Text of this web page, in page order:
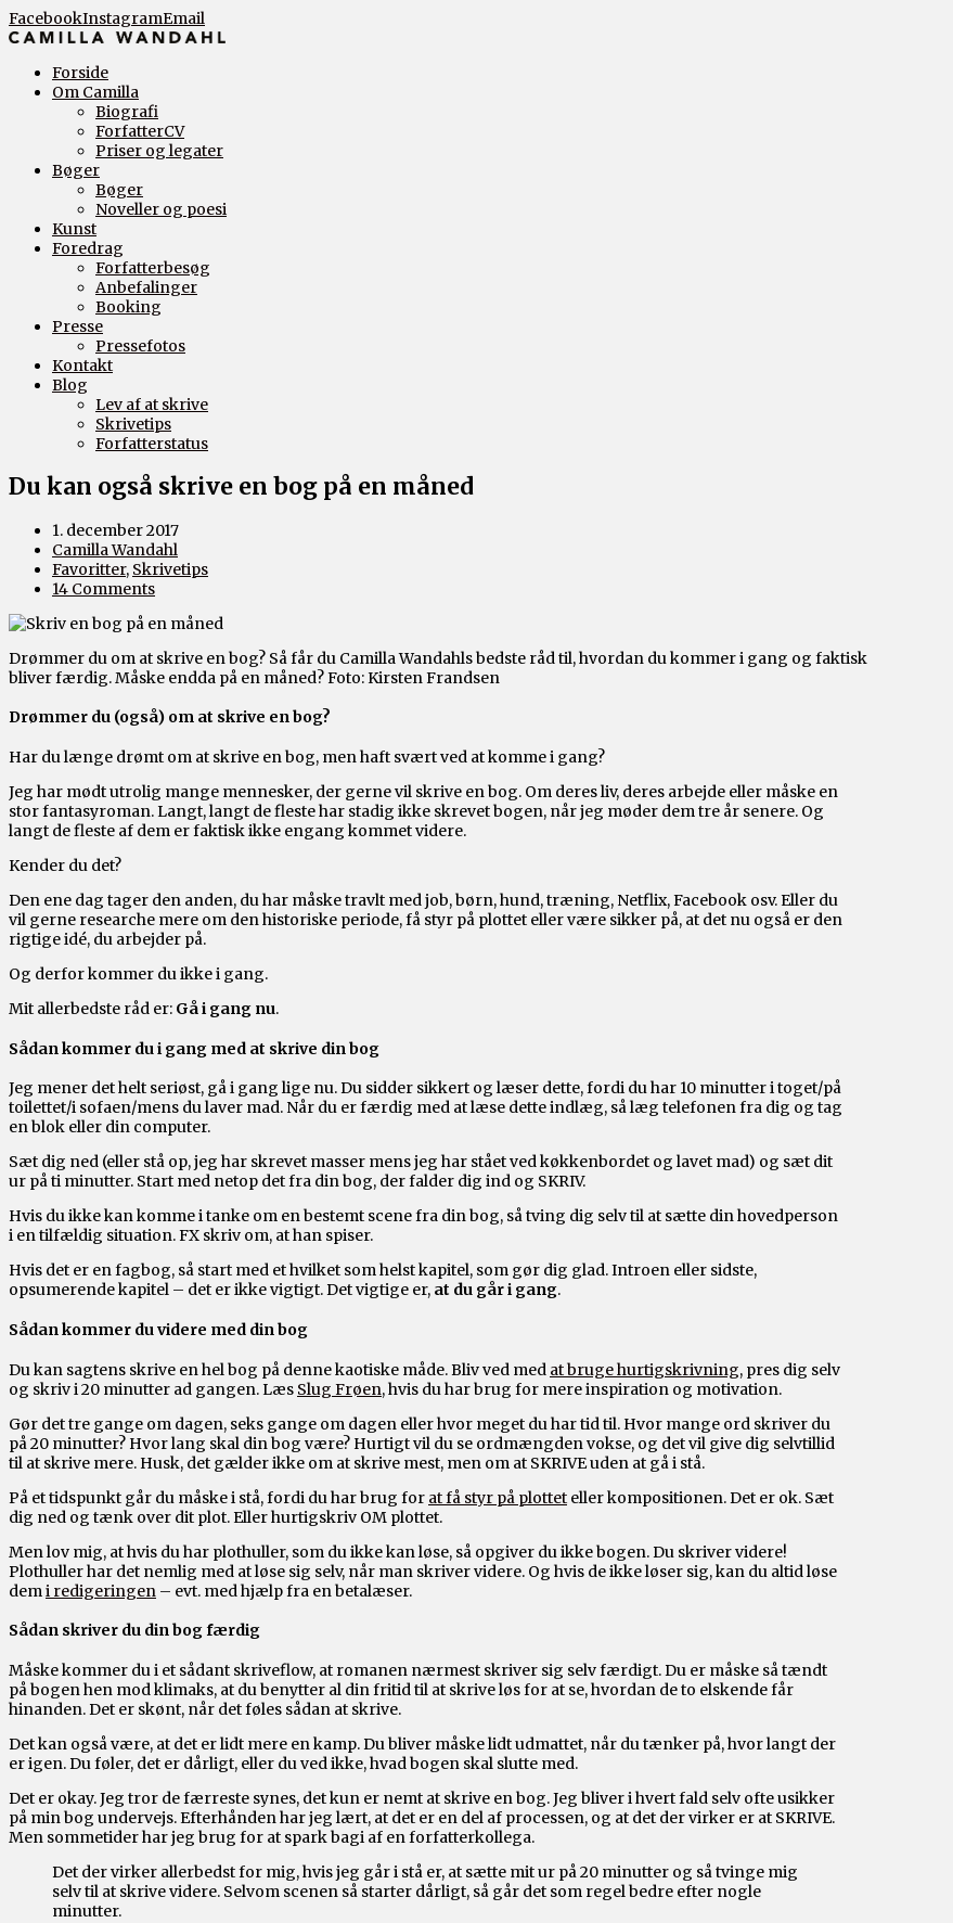
FacebookInstagramEmail
Forside
Om Camilla
Biografi
ForfatterCV
Priser og legater
Bøger
Bøger
Noveller og poesi
Kunst
Foredrag
Forfatterbesøg
Anbefalinger
Booking
Presse
Pressefotos
Kontakt
Blog
Lev af at skrive
Skrivetips
Forfatterstatus
Du kan også skrive en bog på en måned
1. december 2017
Camilla Wandahl
Favoritter, Skrivetips
14 Comments
Drømmer du om at skrive en bog? Så får du Camilla Wandahls bedste råd til, hvordan du kommer i gang og faktisk
bliver færdig. Måske endda på en måned? Foto: Kirsten Frandsen
Drømmer du (også) om at skrive en bog?
Har du længe drømt om at skrive en bog, men haft svært ved at komme i gang?
Jeg har mødt utrolig mange mennesker, der gerne vil skrive en bog. Om deres liv, deres arbejde eller måske en
stor fantasyroman. Langt, langt de fleste har stadig ikke skrevet bogen, når jeg møder dem tre år senere. Og
langt de fleste af dem er faktisk ikke engang kommet videre.
Kender du det?
Den ene dag tager den anden, du har måske travlt med job, børn, hund, træning, Netflix, Facebook osv. Eller du
vil gerne researche mere om den historiske periode, få styr på plottet eller være sikker på, at det nu også er den
rigtige idé, du arbejder på.
Og derfor kommer du ikke i gang.
Mit allerbedste råd er: Gå i gang nu.
Sådan kommer du i gang med at skrive din bog
Jeg mener det helt seriøst, gå i gang lige nu. Du sidder sikkert og læser dette, fordi du har 10 minutter i toget/på
toilettet/i sofaen/mens du laver mad. Når du er færdig med at læse dette indlæg, så læg telefonen fra dig og tag
en blok eller din computer.
Sæt dig ned (eller stå op, jeg har skrevet masser mens jeg har stået ved køkkenbordet og lavet mad) og sæt dit
ur på ti minutter. Start med netop det fra din bog, der falder dig ind og SKRIV.
Hvis du ikke kan komme i tanke om en bestemt scene fra din bog, så tving dig selv til at sætte din hovedperson
i en tilfældig situation. FX skriv om, at han spiser.
Hvis det er en fagbog, så start med et hvilket som helst kapitel, som gør dig glad. Introen eller sidste,
opsumerende kapitel – det er ikke vigtigt. Det vigtige er, at du går i gang.
Sådan kommer du videre med din bog
Du kan sagtens skrive en hel bog på denne kaotiske måde. Bliv ved med at bruge hurtigskrivning, pres dig selv
og skriv i 20 minutter ad gangen. Læs Slug Frøen, hvis du har brug for mere inspiration og motivation.
Gør det tre gange om dagen, seks gange om dagen eller hvor meget du har tid til. Hvor mange ord skriver du
på 20 minutter? Hvor lang skal din bog være? Hurtigt vil du se ordmængden vokse, og det vil give dig selvtillid
til at skrive mere. Husk, det gælder ikke om at skrive mest, men om at SKRIVE uden at gå i stå.
På et tidspunkt går du måske i stå, fordi du har brug for at få styr på plottet eller kompositionen. Det er ok. Sæt
dig ned og tænk over dit plot. Eller hurtigskriv OM plottet.
Men lov mig, at hvis du har plothuller, som du ikke kan løse, så opgiver du ikke bogen. Du skriver videre!
Plothuller har det nemlig med at løse sig selv, når man skriver videre. Og hvis de ikke løser sig, kan du altid løse
dem i redigeringen – evt. med hjælp fra en betalæser.
Sådan skriver du din bog færdig
Måske kommer du i et sådant skriveflow, at romanen nærmest skriver sig selv færdigt. Du er måske så tændt
på bogen hen mod klimaks, at du benytter al din fritid til at skrive løs for at se, hvordan de to elskende får
hinanden. Det er skønt, når det føles sådan at skrive.
Det kan også være, at det er lidt mere en kamp. Du bliver måske lidt udmattet, når du tænker på, hvor langt der
er igen. Du føler, det er dårligt, eller du ved ikke, hvad bogen skal slutte med.
Det er okay. Jeg tror de færreste synes, det kun er nemt at skrive en bog. Jeg bliver i hvert fald selv ofte usikker
på min bog undervejs. Efterhånden har jeg lært, at det er en del af processen, og at det der virker er at SKRIVE.
Men sommetider har jeg brug for at spark bagi af en forfatterkollega.
Det der virker allerbedst for mig, hvis jeg går i stå er, at sætte mit ur på 20 minutter og så tvinge mig
selv til at skrive videre. Selvom scenen så starter dårligt, så går det som regel bedre efter nogle
minutter.